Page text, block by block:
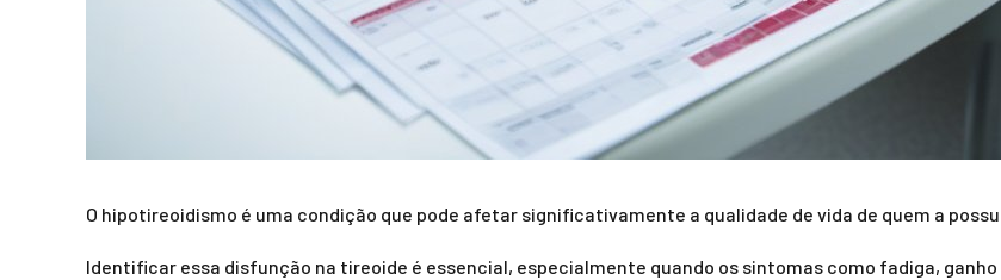
O hipotireoidismo é uma condição que pode afetar significativamente a qualidade de vida de quem a
Identificar essa disfunção na tireoide é essencial, especialmente quando os sintomas como fadiga,